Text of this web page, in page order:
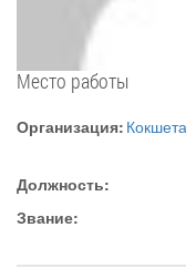
Место работы
Организация:
Должность:
Звание: